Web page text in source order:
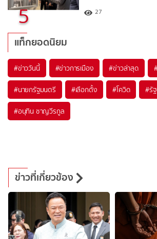
5 27
แท็กยอดนิยม
#ข่าววันนี้ #ข่าวการเมือง #ข่าวล่าสุด
#นายกรัฐมนตรี #เลือกตั้ง #โควิด #รั
#อนุทิน ชาญวีรกูล
ข่าวที่เกี่ยวข้อง